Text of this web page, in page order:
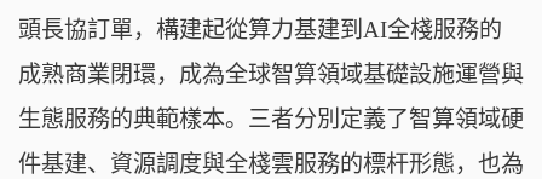
頭長協訂單，構建起從算力基建到AI全棧服務的
成熟商業閉環，成為全球智算領域基礎設施運營與
生態服務的典範樣本。三者分別定義了智算領域硬
件基建、資源調度與全棧雲服務的標杆形態，也為